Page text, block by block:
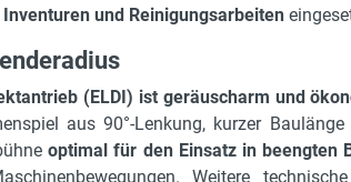
1.15 m
8 m
450 kg
Elektro
3
und Reinigungsarbeiten
(ELDI) ist geräuscharm und
aus 90°-Lenkung, kurzer
optimal für den Einsatz in beengten
Weitere